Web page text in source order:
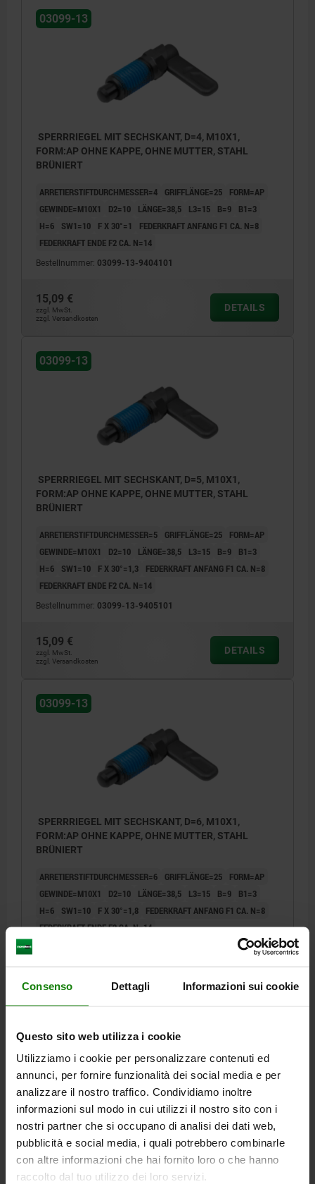
Consenso Dettagli Informazioni sui cookie
Questo sito web utilizza i cookie
Utilizziamo i cookie per personalizzare contenuti ed
annunci, per fornire funzionalità dei social media e per
analizzare il nostro traffico. Condividiamo inoltre
informazioni sul modo in cui utilizzi il nostro sito con i
nostri partner che si occupano di analisi dei dati web,
pubblicità e social media, i quali potrebbero combinarle
con altre informazioni che hai fornito loro o che hanno
raccolto dal tuo utilizzo dei loro servizi.
03099-13
SPERRRIEGEL MIT SECHSKANT, D=4, M10X1,
FORM:AP OHNE KAPPE, OHNE MUTTER, STAHL
BRÜNIERT
ARRETIERSTIFTDURCHMESSER=4 GRIFFLÄNGE=25
FORM=AP
GEWINDE=M10X1
D2=10 LÄNGE=38,5 L3=15 B=9
B1=3
H=6
SW1=10 F X 30°=1
FEDERKRAFT ANFANG F1 CA. N=8
FEDERKRAFT ENDE F2 CA. N=14
Bestellnummer: 03099-13-9404101
15,09 €
zzgl. MwSt.
zzgl. Versandkosten
DETAILS
03099-13
SPERRRIEGEL MIT SECHSKANT, D=5, M10X1,
FORM:AP OHNE KAPPE, OHNE MUTTER, STAHL
BRÜNIERT
ARRETIERSTIFTDURCHMESSER=5 GRIFFLÄNGE=25
FORM=AP
GEWINDE=M10X1
D2=10 LÄNGE=38,5 L3=15 B=9
B1=3
H=6
SW1=10 F X 30°=1,3
FEDERKRAFT ANFANG F1 CA. N=8
FEDERKRAFT ENDE F2 CA. N=14
Bestellnummer: 03099-13-9405101
15,09 €
zzgl. MwSt.
zzgl. Versandkosten
DETAILS
03099-13
SPERRRIEGEL MIT SECHSKANT, D=6, M10X1,
FORM:AP OHNE KAPPE, OHNE MUTTER, STAHL
BRÜNIERT
ARRETIERSTIFTDURCHMESSER=6 GRIFFLÄNGE=25
FORM=AP
GEWINDE=M10X1
D2=10 LÄNGE=38,5 L3=15 B=9
B1=3
H=6
SW1=10 F X 30°=1,8
FEDERKRAFT ANFANG F1 CA. N=8
FEDERKRAFT ENDE F2 CA. N=14
15,09 €
DETAILS
SPERRRIEGEL MIT SECHSKANT, D=5, M12, FORM:AP
OHNE KAPPE, OHNE MUTTER, STAHL BRÜNIERT